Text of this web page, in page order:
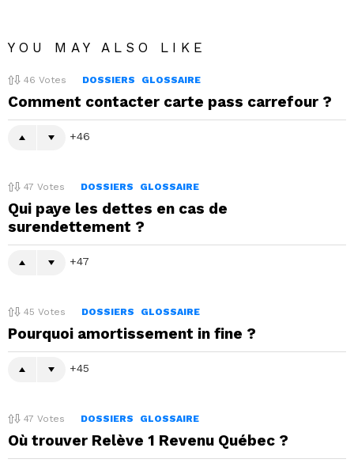
YOU MAY ALSO LIKE
46 Votes DOSSIERS GLOSSAIRE
Comment contacter carte pass carrefour ?
46
47 Votes DOSSIERS GLOSSAIRE
Qui paye les dettes en cas de
surendettement ?
47
45 Votes DOSSIERS GLOSSAIRE
Pourquoi amortissement in fine ?
45
47 Votes DOSSIERS GLOSSAIRE
Où trouver Relève 1 Revenu Québec ?